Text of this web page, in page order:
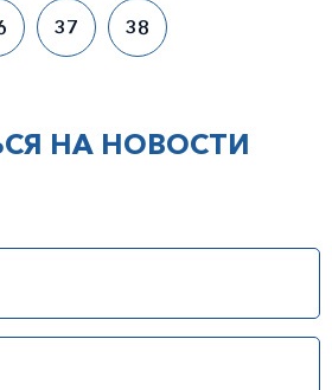
37 38
НА НОВОСТИ